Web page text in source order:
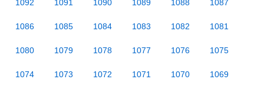
1092 1091 1090 1089 1088 1087
1086 1085 1084 1083 1082 1081
1080 1079 1078 1077 1076 1075
1074 1073 1072 1071 1070 1069